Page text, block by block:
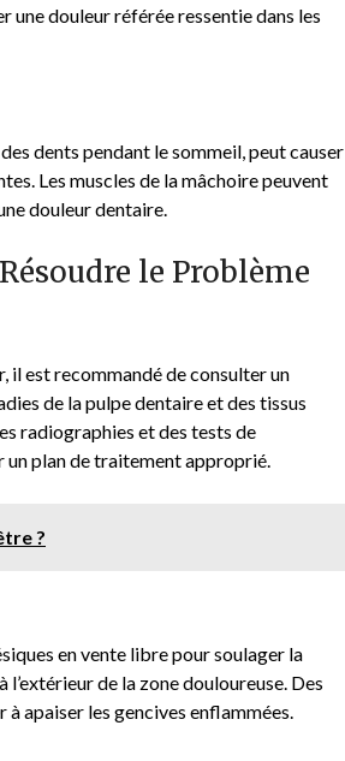
une douleur référée ressentie dans les
dents pendant le sommeil, peut causer
Les muscles de la mâchoire peuvent
douleur dentaire.
le Problème
il est recommandé de consulter un
de la pulpe dentaire et des tissus
radiographies et des tests de
plan de traitement approprié.
?
en vente libre pour soulager la
de la zone douloureuse. Des
à apaiser les gencives enflammées.